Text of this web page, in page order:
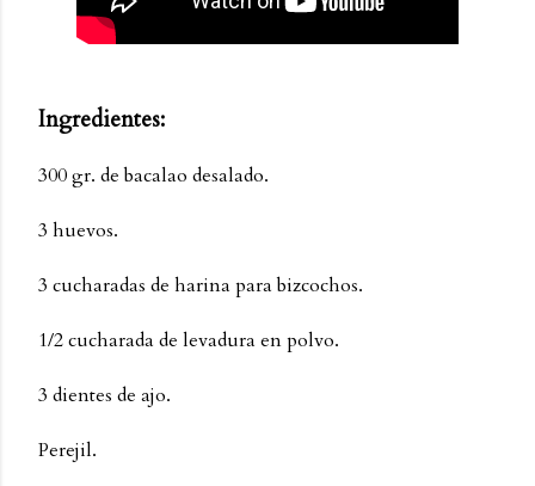
Ingredientes:
300 gr. de bacalao desalado.
3 huevos.
3 cucharadas de harina para bizcochos.
1/2 cucharada de levadura en polvo.
3 dientes de ajo.
Perejil.